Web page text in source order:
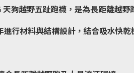
狗越野五趾跑襪，是為長距離越野
進行材料與結構設計，結合吸水快